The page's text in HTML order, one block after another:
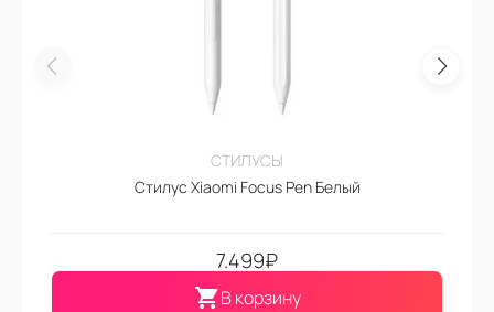
СТИЛУСЫ
Стилус Xiaomi Focus Pen Белый
7.499₽
В корзину